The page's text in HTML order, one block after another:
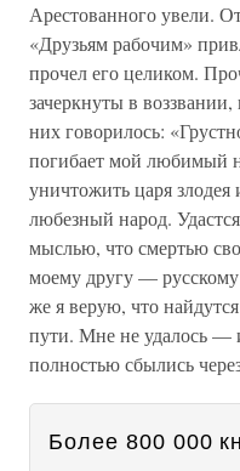
Арестованного увели.
«Друзьям рабочим»
прочел его целиком.
зачеркнуты в
них говорилось:
погибает мой любимый
уничтожить царя
любезный народ.
мыслью, что смертью
моему другу —
же я верую, что
пути. Мне не удалось —
полностью сбылись
Более 800 000